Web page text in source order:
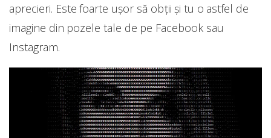
aprecieri. Este foarte ușor să obții și tu o astfel de
imagine din pozele tale de pe Facebook sau
Instagram.